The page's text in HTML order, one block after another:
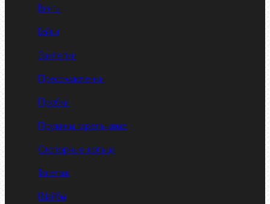
Винты
Гайки
Заклепки
Пресс-масленки
Пробки
Пружины тарельчатые
Стопорные кольца
Такелаж
Шайбы